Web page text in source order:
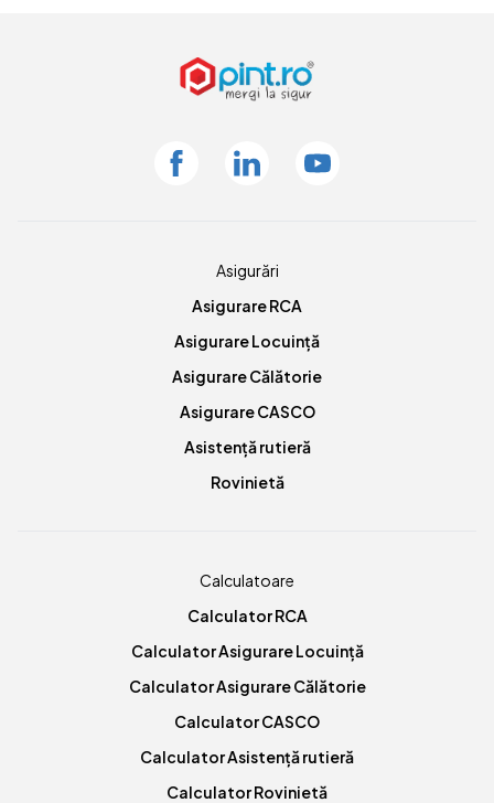
FacebookLinkedin Youtube
Asigurări
Asigurare RCA
Asigurare Locuință
Asigurare Călătorie
Asigurare CASCO
Asistență rutieră
Rovinietă
Calculatoare
Calculator RCA
Calculator Asigurare Locuință
Calculator Asigurare Călătorie
Calculator CASCO
Calculator Asistență rutieră
Calculator Rovinietă